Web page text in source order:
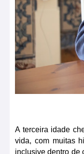
A terceira idade
vida, com muitas
inclusive dentro de